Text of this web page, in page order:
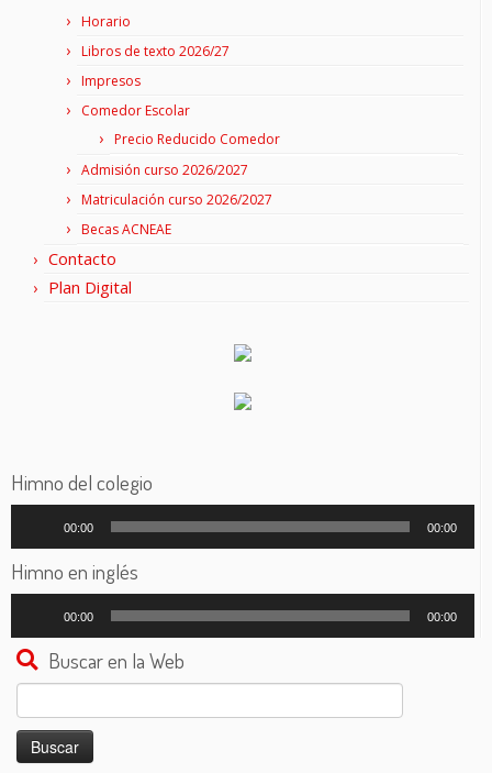
Horario
Libros de texto 2026/27
Impresos
Comedor Escolar
Precio Reducido Comedor
Admisión curso 2026/2027
Matriculación curso 2026/2027
Becas ACNEAE
Contacto
Plan Digital
Himno del colegio
audio
00:00 00:00
Himno en inglés
audio
00:00 00:00
Buscar en la Web